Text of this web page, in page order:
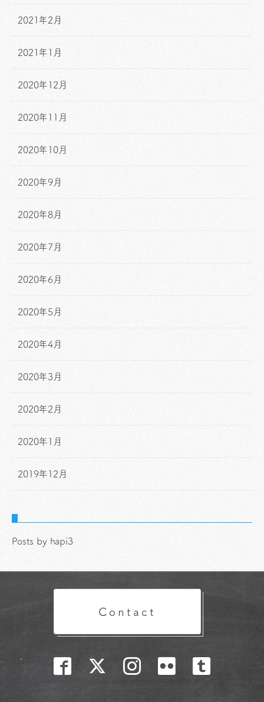
2021年2月
2021年1月
2020年12月
2020年11月
2020年10月
2020年9月
2020年8月
2020年7月
2020年6月
2020年5月
2020年4月
2020年3月
2020年2月
2020年1月
2019年12月
Posts by hapi3
Contact